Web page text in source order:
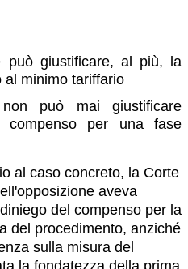
può giustificare, al più, la
al minimo tariffario
può mai giustificare
compenso per una fase
al caso concreto, la Corte
aveva
del compenso per la
del procedimento, anziché
sulla misura del